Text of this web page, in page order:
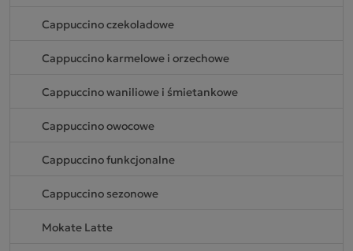
Cappuccino czekoladowe
Cappuccino karmelowe i orzechowe
Cappuccino waniliowe i śmietankowe
Cappuccino owocowe
Cappuccino funkcjonalne
Cappuccino sezonowe
Mokate Latte